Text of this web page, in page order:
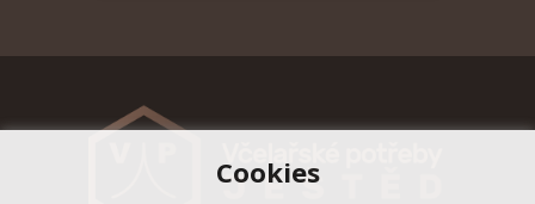
Cookies